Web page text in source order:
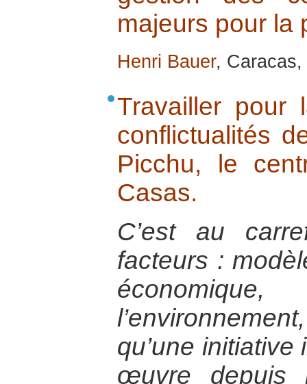
majeurs pour la
Henri Bauer, Caracas,
Travailler
conflictualités
Picchu, le
Casas.
C’est au
facteurs :
qu’une
œuvre depuis